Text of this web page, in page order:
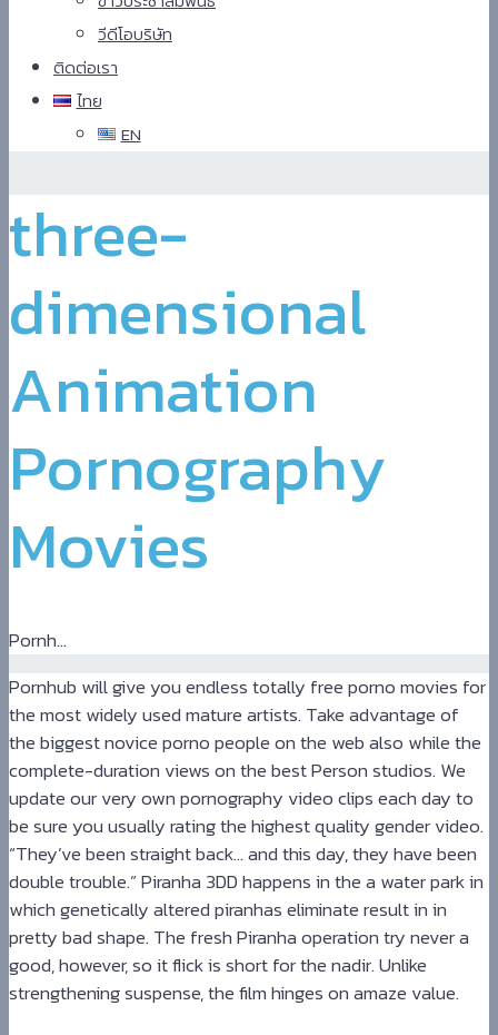
วีดีโอบริษัท
ติดต่อเรา
ไทย
EN
Blue
Film
سكس
سكس
سكس
Xnxx
three-
dimensional
Animation
Pornography
Movies
Pornh...
Pornhub will give you endless totally free porno movies for
the most widely used mature artists. Take advantage of
the biggest novice porno people on the web also while the
complete-duration views on the best Person studios. We
update our very own pornography video clips each day to
be sure you usually rating the highest quality gender video.
“They’ve been straight back… and this day, they have been
double trouble.” Piranha 3DD happens in the a water park in
which genetically altered piranhas eliminate result in in
pretty bad shape. The fresh Piranha operation try never a
good, however, so it flick is short for the nadir. Unlike
strengthening suspense, the film hinges on amaze value.